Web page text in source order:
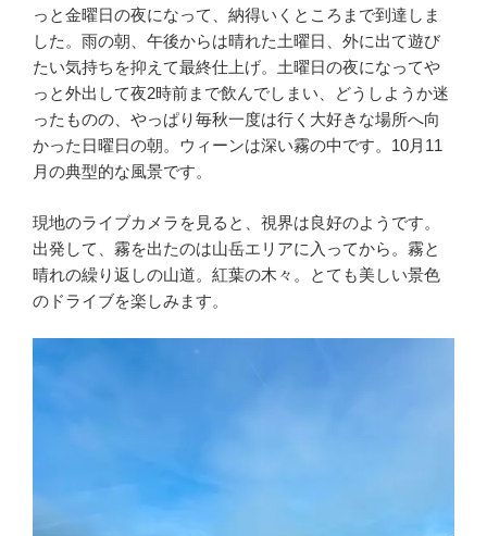
っと金曜日の夜になって、納得いくところまで到達しま
した。雨の朝、午後からは晴れた土曜日、外に出て遊び
たい気持ちを抑えて最終仕上げ。土曜日の夜になってや
っと外出して夜2時前まで飲んでしまい、どうしようか迷
ったものの、やっぱり毎秋一度は行く大好きな場所へ向
かった日曜日の朝。ウィーンは深い霧の中です。10月11
月の典型的な風景です。
現地のライブカメラを見ると、視界は良好のようです。
出発して、霧を出たのは山岳エリアに入ってから。霧と
晴れの繰り返しの山道。紅葉の木々。とても美しい景色
のドライブを楽しみます。